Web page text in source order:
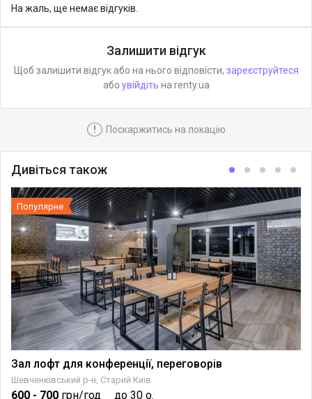
На жаль, ще немає відгуків.
Залишити відгук
Щоб залишити відгук або на нього відповісти, зареєструйтеся
або увійдіть на renty.ua
! Поскаржитись на локацію
Дивіться також
Популярне
Зал лофт для конференції, переговорів
Шевченківський р-н, Старий Київ
600 - 700 грн/год до 30 о.